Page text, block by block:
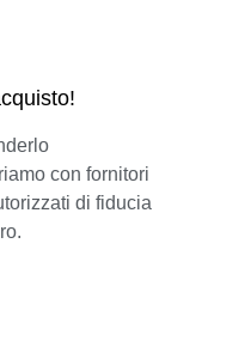
con fornitori
di fiducia